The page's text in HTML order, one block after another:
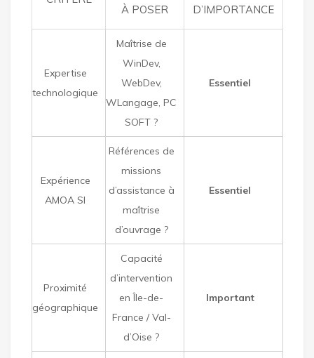
À POSER
D’IMPORTANCE
Expertise
technologique
Maîtrise de
WinDev,
WebDev,
WLangage, PC
SOFT ?
Essentiel
Expérience
AMOA SI
Références de
missions
d’assistance à
maîtrise
d’ouvrage ?
Essentiel
Proximité
géographique
Capacité
d’intervention
en Île-de-
France / Val-
d’Oise ?
Important